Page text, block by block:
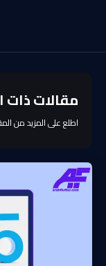
مقالات ذات
اطلع على المزيد من